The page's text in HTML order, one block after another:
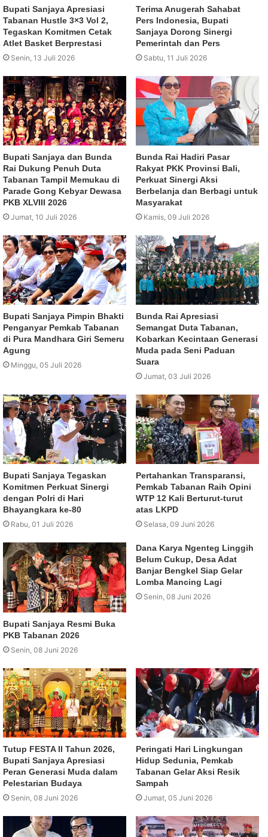
Bupati Sanjaya Apresiasi
Tabanan Hustle 3×3 Vol 2,
Tegaskan Komitmen Cetak
Atlet Basket Berprestasi
Senin, 13 Juli 2026
Terima Anugerah Sahabat
Pers Indonesia, Bupati
Sanjaya Dorong Sinergi
Pemerintah dan Pers
Sabtu, 11 Juli 2026
Bupati Sanjaya dan Bunda
Rai Dukung Penuh Duta
Tabanan Tampil Memukau di
Parade Gong Kebyar Dewasa
PKB XLVIII 2026
Jumat, 10 Juli 2026
Bunda Rai Hadiri Pasar
Rakyat PKK Provinsi Bali,
Perkuat Sinergi Aksi
Berbelanja dan Berbagi untuk
Masyarakat
Kamis, 09 Juli 2026
Bupati Sanjaya Pimpin Bhakti
Penganyar Pemkab Tabanan
di Pura Mandhara Giri Semeru
Agung
Minggu, 05 Juli 2026
Bunda Rai Apresiasi
Semangat Duta Tabanan,
Kobarkan Kecintaan Generasi
Muda pada Seni Paduan
Suara
Jumat, 03 Juli 2026
Bupati Sanjaya Tegaskan
Komitmen Perkuat Sinergi
dengan Polri di Hari
Bhayangkara ke-80
Rabu, 01 Juli 2026
Pertahankan Transparansi,
Pemkab Tabanan Raih Opini
WTP 12 Kali Berturut-turut
atas LKPD
Selasa, 09 Juni 2026
Bupati Sanjaya Resmi Buka
PKB Tabanan 2026
Senin, 08 Juni 2026
Dana Karya Ngenteg Linggih
Belum Cukup, Desa Adat
Banjar Bengkel Siap Gelar
Lomba Mancing Lagi
Senin, 08 Juni 2026
Tutup FESTA II Tahun 2026,
Bupati Sanjaya Apresiasi
Peran Generasi Muda dalam
Pelestarian Budaya
Senin, 08 Juni 2026
Peringati Hari Lingkungan
Hidup Sedunia, Pemkab
Tabanan Gelar Aksi Resik
Sampah
Jumat, 05 Juni 2026